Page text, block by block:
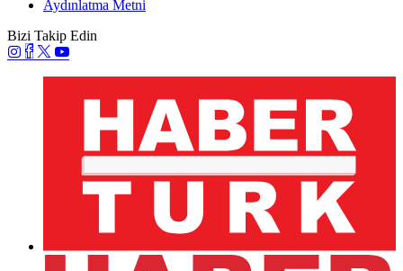
Aydınlatma Metni
Bizi Takip Edin